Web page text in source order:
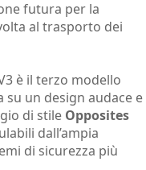
futura per la
al trasporto dei
è il terzo modello
un design audace e
di stile Opposites
dall’ampia
di sicurezza più